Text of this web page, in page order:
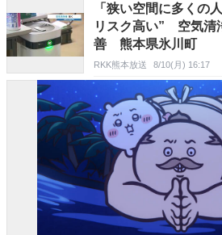
「狭い空間に多くの
リスク高い” 空気清
善 熊本県氷川町
RKK熊本放送 8/10(月) 16:17